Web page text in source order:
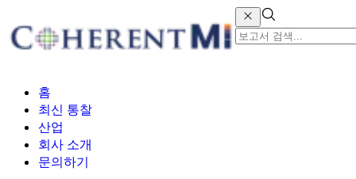
홈
최신 통찰
산업
회사 소개
문의하기